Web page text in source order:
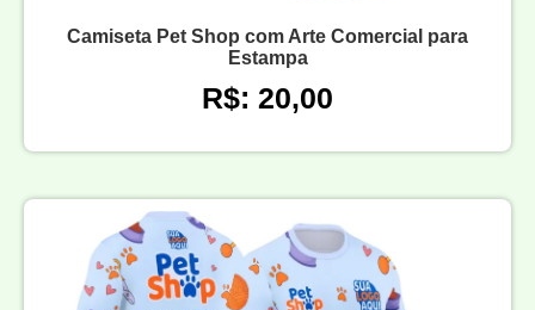
Camiseta Pet Shop com Arte Comercial para
Estampa
R$: 20,00